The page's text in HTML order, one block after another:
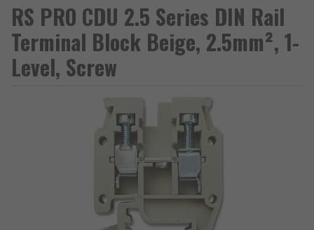
RS PRO CDU 2.5 Series DIN Rail
Terminal Block Beige, 2.5mm², 1-
Level, Screw